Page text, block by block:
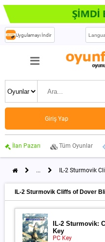
Uygulamayı İndir
Giriş Yap
İlan Pazarı Tüm Oyunlar
... IL-2 Sturmovik
IL-2 Sturmovik Cliffs of Dover
IL-2 Sturmovik:
Key
PC Key